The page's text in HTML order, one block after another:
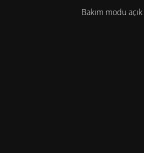
Bakım modu açık